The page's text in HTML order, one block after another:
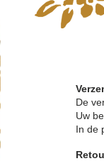
De
Uw
In de